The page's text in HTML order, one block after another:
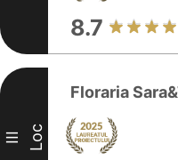
8.7
III Loc
Floraria